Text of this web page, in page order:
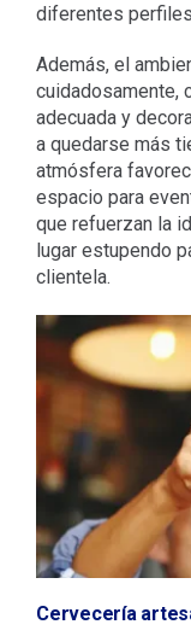
diferentes
Además, el
cuidadosamente,
adecuada y
a quedarse más
atmósfera
espacio para
que refuerzan la
lugar estupendo
clientela.
Cervecería